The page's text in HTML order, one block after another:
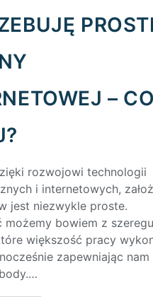
– CO
rozwojowi technologii
i internetowych,
jest niezwykle proste.
możemy bowiem z szeregu
większość pracy
zapewniając nam